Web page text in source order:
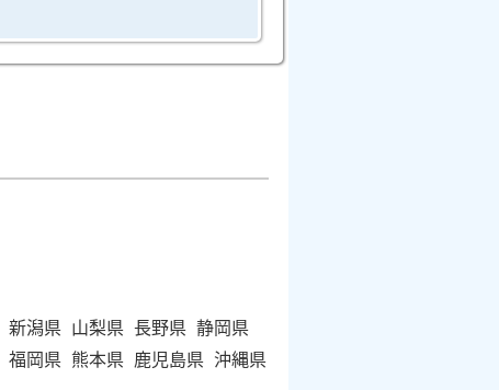
新潟県 山梨県 長野県 静岡県
福岡県 熊本県 鹿児島県 沖縄県